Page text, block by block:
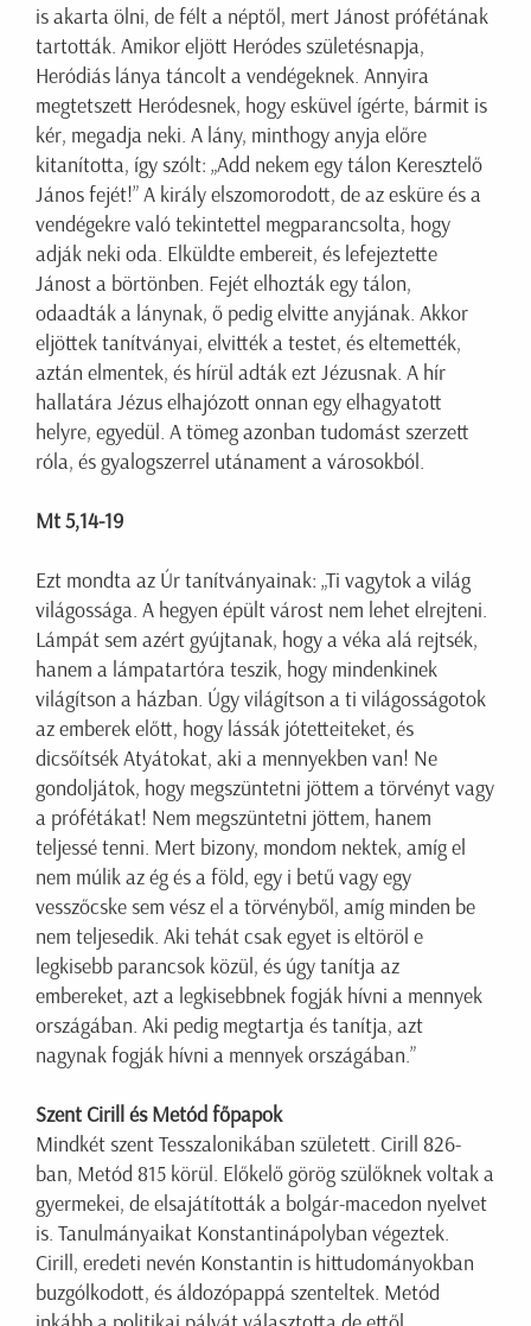
is akarta ölni, de félt a néptől, mert Jánost prófétának
tartották. Amikor eljött Heródes születésnapja,
Heródiás lánya táncolt a vendégeknek. Annyira
megtetszett Heródesnek, hogy esküvel ígérte, bármit is
kér, megadja neki. A lány, minthogy anyja előre
kitanította, így szólt: „Add nekem egy tálon Keresztelő
János fejét!” A király elszomorodott, de az esküre és a
vendégekre való tekintettel megparancsolta, hogy
adják neki oda. Elküldte embereit, és lefejeztette
Jánost a börtönben. Fejét elhozták egy tálon,
odaadták a lánynak, ő pedig elvitte anyjának. Akkor
eljöttek tanítványai, elvitték a testet, és eltemették,
aztán elmentek, és hírül adták ezt Jézusnak. A hír
hallatára Jézus elhajózott onnan egy elhagyatott
helyre, egyedül. A tömeg azonban tudomást szerzett
róla, és gyalogszerrel utánament a városokból.
Mt 5,14-19
Ezt mondta az Úr tanítványainak: „Ti vagytok a világ
világossága. A hegyen épült várost nem lehet elrejteni.
Lámpát sem azért gyújtanak, hogy a véka alá rejtsék,
hanem a lámpatartóra teszik, hogy mindenkinek
világítson a házban. Úgy világítson a ti világosságotok
az emberek előtt, hogy lássák jótetteiteket, és
dicsőítsék Atyátokat, aki a mennyekben van! Ne
gondoljátok, hogy megszüntetni jöttem a törvényt vagy
a prófétákat! Nem megszüntetni jöttem, hanem
teljessé tenni. Mert bizony, mondom nektek, amíg el
nem múlik az ég és a föld, egy i betű vagy egy
vesszőcske sem vész el a törvényből, amíg minden be
nem teljesedik. Aki tehát csak egyet is eltöröl e
legkisebb parancsok közül, és úgy tanítja az
embereket, azt a legkisebbnek fogják hívni a mennyek
országában. Aki pedig megtartja és tanítja, azt
nagynak fogják hívni a mennyek országában.”
Szent Cirill és Metód főpapok
Mindkét szent Tesszalonikában született. Cirill 826-
ban, Metód 815 körül. Előkelő görög szülőknek voltak a
gyermekei, de elsajátították a bolgár-macedon nyelvet
is. Tanulmányaikat Konstantinápolyban végeztek.
Cirill, eredeti nevén Konstantin is hittudományokban
buzgólkodott, és áldozópappá szenteltek. Metód